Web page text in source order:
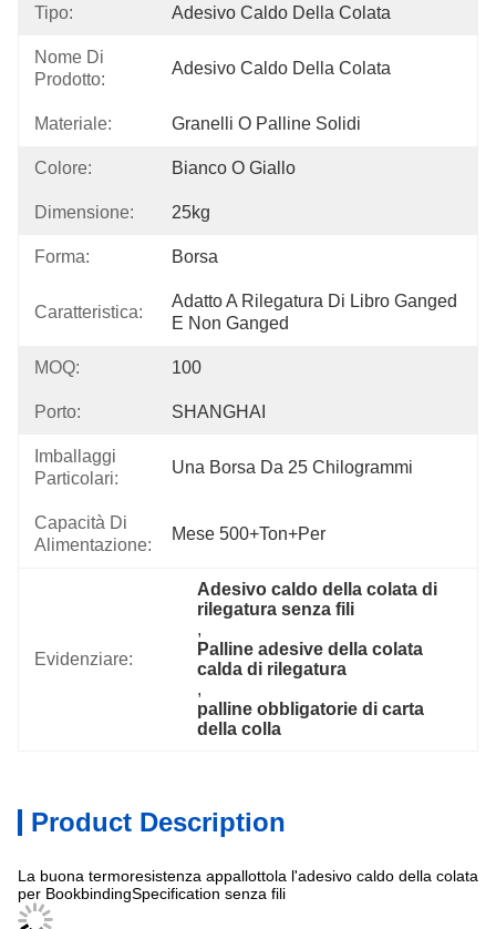
Tipo: Adesivo Caldo Della Colata
Nome Di
Prodotto:
Adesivo Caldo Della Colata
Materiale: Granelli O Palline Solidi
Colore: Bianco O Giallo
Dimensione: 25kg
Forma: Borsa
Caratteristica:
Adatto A Rilegatura Di Libro Ganged
E Non Ganged
MOQ: 100
Porto: SHANGHAI
Imballaggi
Particolari:
Una Borsa Da 25 Chilogrammi
Capacità Di
Alimentazione:
Mese 500+Ton+per
Evidenziare:
Adesivo caldo della colata di
rilegatura senza fili
,
Palline adesive della colata
calda di rilegatura
,
palline obbligatorie di carta
della colla
Product Description
La buona termoresistenza appallottola l'adesivo caldo della colata
per BookbindingSpecification senza fili